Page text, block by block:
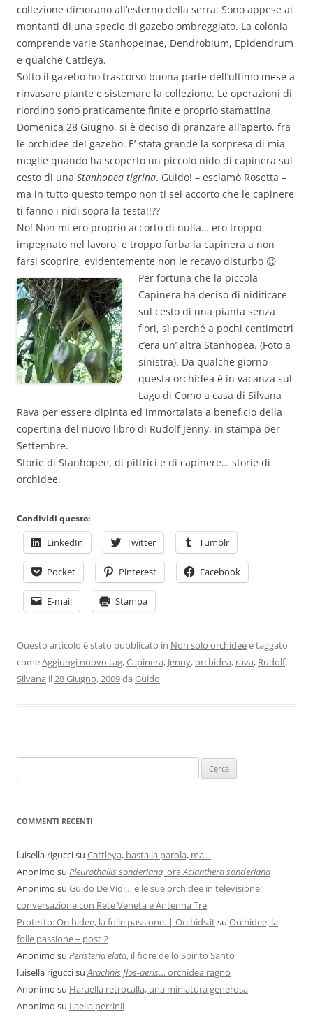
collezione dimorano all’esterno della serra. Sono appese ai
montanti di una specie di gazebo ombreggiato. La colonia
comprende varie Stanhopeinae, Dendrobium, Epidendrum
e qualche Cattleya.
Sotto il gazebo ho trascorso buona parte dell’ultimo mese a
rinvasare piante e sistemare la collezione. Le operazioni di
riordino sono praticamente finite e proprio stamattina,
Domenica 28 Giugno, si è deciso di pranzare all’aperto, fra
le orchidee del gazebo. E’ stata grande la sorpresa di mia
moglie quando ha scoperto un piccolo nido di capinera sul
cesto di una Stanhopea tigrina. Guido! – esclamò Rosetta –
ma in tutto questo tempo non ti sei accorto che le capinere
ti fanno i nidi sopra la testa!!??
No! Non mi ero proprio accorto di nulla… ero troppo
impegnato nel lavoro, e troppo furba la capinera a non
farsi scoprire, evidentemente non le recavo disturbo 😉
Per fortuna che la piccola
Capinera ha deciso di nidificare
sul cesto di una pianta senza
fiori, sì perché a pochi centimetri
c’era un’ altra Stanhopea. (Foto a
sinistra). Da qualche giorno
questa orchidea è in vacanza sul
Lago di Como a casa di Silvana
Rava per essere dipinta ed immortalata a beneficio della
copertina del nuovo libro di Rudolf Jenny, in stampa per
Settembre.
Storie di Stanhopee, di pittrici e di capinere… storie di
orchidee.
Condividi questo:
LinkedIn Twitter Tumblr
Pocket Pinterest Facebook
E-mail Stampa
Questo articolo è stato pubblicato in Non solo orchideee taggato
comeAggiungi nuovo tag,Capinera, Jenny,orchidea, rava, Rudolf,
Silvana il 28 Giugno, 2009da Guido
COMMENTI RECENTI
luisella riguccisu Cattleya, basta la parola, ma…
Anonimo su Pleurothallis sonderiana, ora Acianthera sonderiana
Anonimo su Guido De Vidi… e le sue orchidee in televisione:
conversazione con Rete Veneta e Antenna Tre
Protetto: Orchidee, la folle passione. | Orchids.itsu Orchidee, la
folle passione – post 2
Anonimo su Peristeria elata, il fiore dello Spirito Santo
luisella riguccisu Arachnis flos-aeris… orchidea ragno
Anonimo su Haraella retrocalla, una miniatura generosa
Anonimo su Laelia perrinii